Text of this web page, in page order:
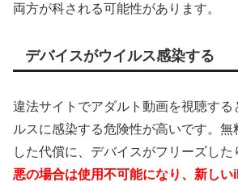
両方が科される可能性があります。
デバイスがウイルス感染する
違法サイトでアダルト動画を視聴する
ルスに感染する危険性が高いです。無
した代償に、デバイスがフリーズした
悪の場合は使用不可能になり、新し